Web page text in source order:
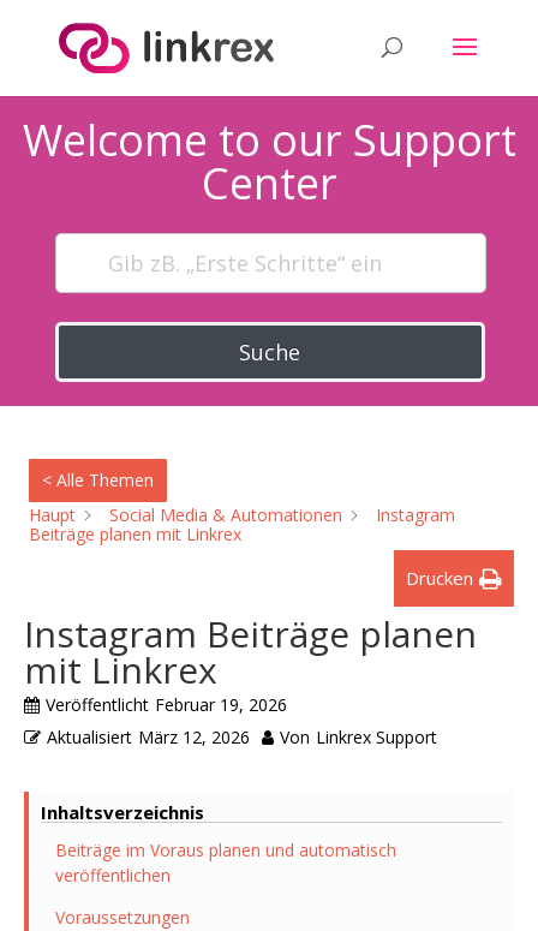
Welcome to our Support
Center
Suche
< Alle Themen
Haupt
Social Media & Automationen
Instagram
Beiträge planen mit Linkrex
Drucken
Instagram Beiträge planen
mit Linkrex
Veröffentlicht Februar 19, 2026
Aktualisiert März 12, 2026 Von Linkrex Support
Inhaltsverzeichnis
Beiträge im Voraus planen und automatisch
veröffentlichen
Voraussetzungen